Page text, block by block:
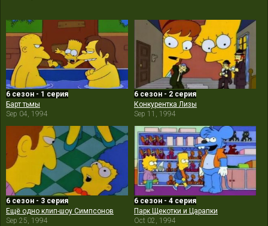
6 сезон - 1 серия
Барт тьмы
Sep 04, 1994
6 сезон - 2 серия
Конкурентка Лизы
Sep 11, 1994
6 сезон - 3 серия
Ещё одно клип-шоу Симпсонов
Sep 25, 1994
6 сезон - 4 серия
Парк Щекотки и Царапки
Oct 02, 1994